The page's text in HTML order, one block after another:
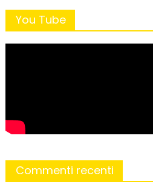
You Tube
Commenti recenti